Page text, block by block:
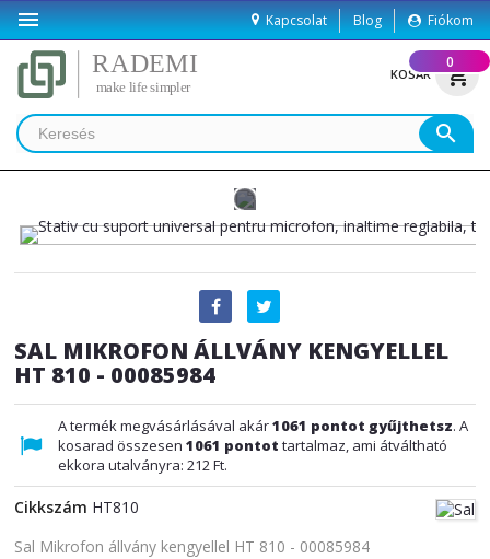
 Kapcsolat Blog Fiókom
KOSÁR shopping_cart
0
search
SAL MIKROFON ÁLLVÁNY KENGYELLEL
HT 810 - 00085984
A termék megvásárlásával akár1061 pontot gyűjthetsz. A
kosarad összesen 1061 pontot tartalmaz, ami átváltható
ekkora utalványra: 212 Ft.
Cikkszám HT810
Sal Mikrofon állvány kengyellel HT 810 - 00085984